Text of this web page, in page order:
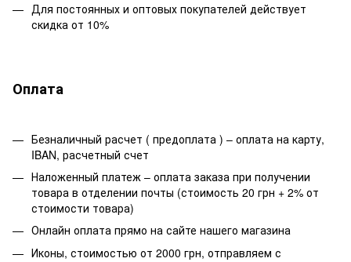
Для постоянных и оптовых покупателей действует
скидка от 10%
Оплата
Безналичный расчет ( предоплата ) – оплата на карту,
IBAN, расчетный счет
Наложенный платеж – оплата заказа при получении
товара в отделении почты (стоимость 20 грн + 2% от
стоимости товара)
Онлайн оплата прямо на сайте нашего магазина
Иконы, стоимостью от 2000 грн, отправляем с